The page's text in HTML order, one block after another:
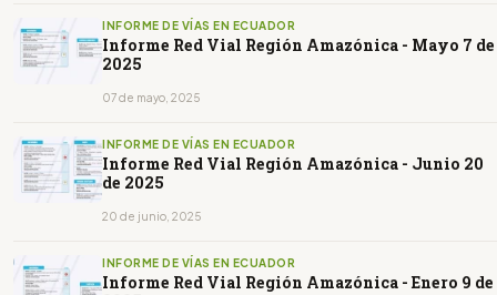
INFORME DE VÍAS EN ECUADOR
Informe Red Vial Región Amazónica - Mayo 7 de
2025
07 de mayo, 2025
INFORME DE VÍAS EN ECUADOR
Informe Red Vial Región Amazónica - Junio 20
de 2025
20 de junio, 2025
INFORME DE VÍAS EN ECUADOR
Informe Red Vial Región Amazónica - Enero 9 de